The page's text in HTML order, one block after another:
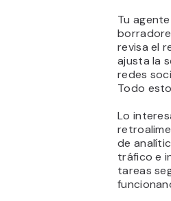
Tu
revisa el
ajusta la
redes
Todo
Lo
de
tráfico e
tareas